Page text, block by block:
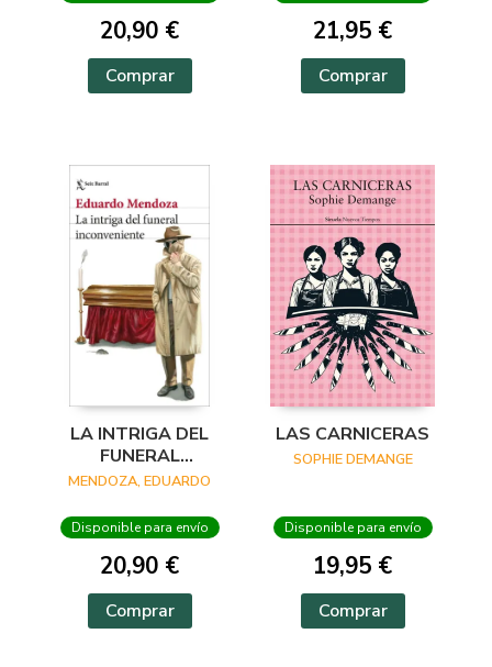
LUIS CARLOS / REYES,
KAREN A
20,90 €
Comprar
21,95 €
Comprar
LA INTRIGA DEL
FUNERAL
INCONVENIENTE
MENDOZA, EDUARDO
Disponible para envío
20,90 €
Comprar
LAS CARNICERAS
SOPHIE DEMANGE
Disponible para envío
19,95 €
Comprar